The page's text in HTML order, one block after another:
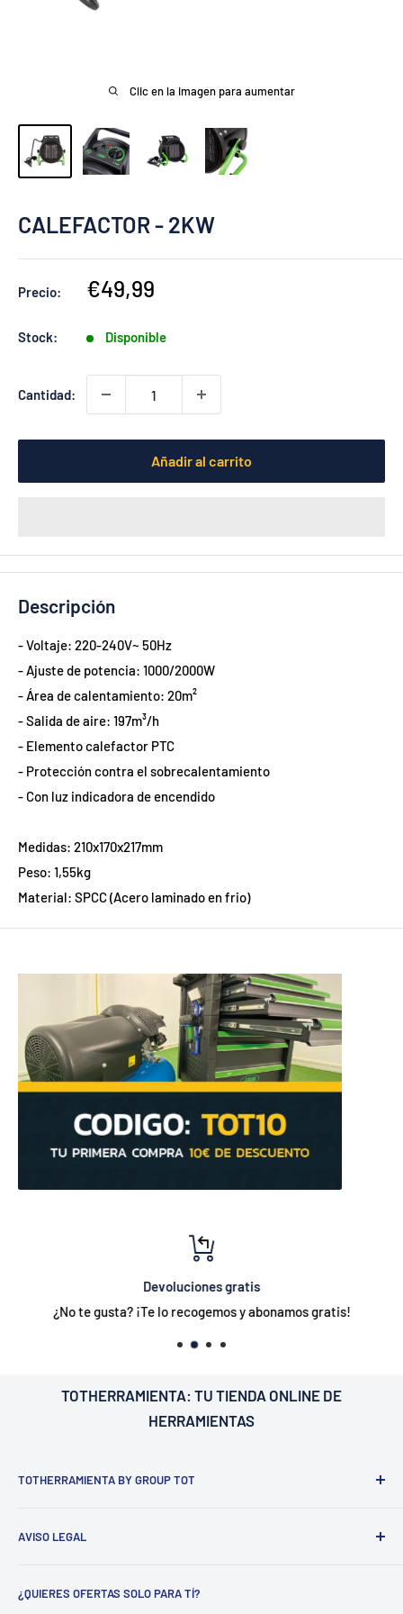
Clic en la imagen para aumentar
CALEFACTOR - 2KW
Precio:
Precio
venta
€49,99
Stock: Disponible
Cantidad:
Añadir al carrito
Descripción
- Voltaje: 220-240V~ 50Hz
- Ajuste de potencia: 1000/2000W
- Área de calentamiento: 20m²
- Salida de aire: 197m³/h
- Elemento calefactor PTC
- Protección contra el sobrecalentamiento
- Con luz indicadora de encendido
Medidas: 210x170x217mm
Peso: 1,55kg
Material: SPCC (Acero laminado en frio)
Devoluciones gratis
¿No te gusta? ¡Te lo recogemos y abonamos gratis!
TOTHERRAMIENTA: TU TIENDA ONLINE DE
HERRAMIENTAS
TOTHERRAMIENTA BY GROUP TOT
Sant Esteve Sesrovires
sector como para particulares.
AVISO LEGAL
Política de envío
¿QUIERES OFERTAS SOLO PARA TÍ?